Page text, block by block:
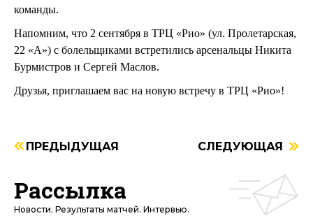
команды.
Напомним, что 2 сентября в ТРЦ «Рио» (ул. Пролетарская,
22 «А») с болельщиками встретились арсенальцы Никита
Бурмистров и Сергей Маслов.
Друзья, приглашаем вас на новую встречу в ТРЦ «Рио»!
ПРЕДЫДУЩАЯ СЛЕДУЮЩАЯ
Рассылка
Новости. Результаты матчей. Интервью.